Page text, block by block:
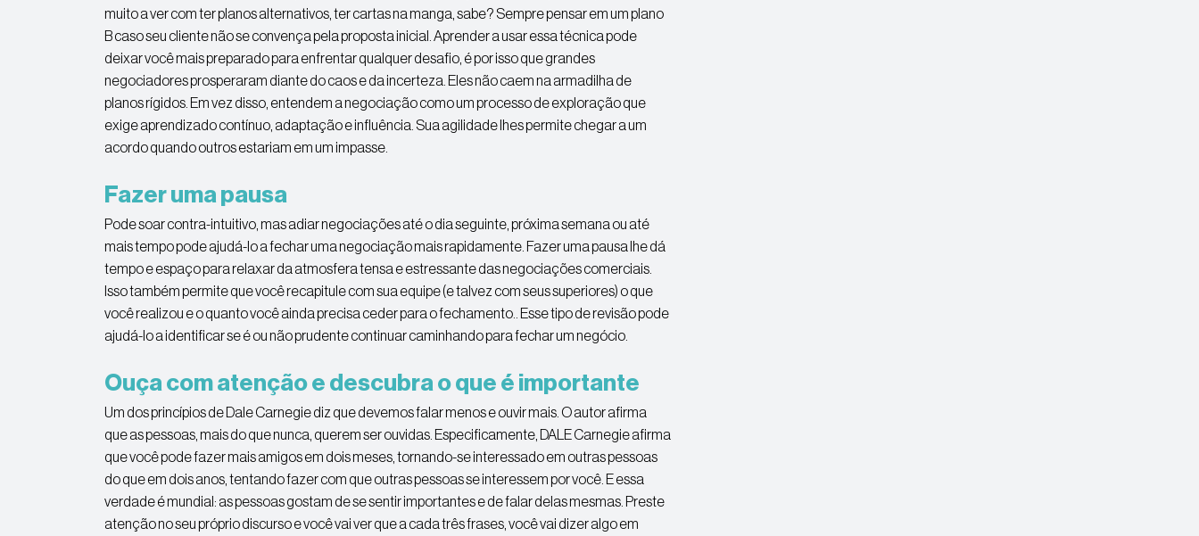
muito a ver com ter planos alternativos, ter cartas na manga, sabe? Sempre pensar em um plano
B caso seu cliente não se convença pela proposta inicial. Aprender a usar essa técnica pode
deixar você mais preparado para enfrentar qualquer desafio, é por isso que grandes
negociadores prosperaram diante do caos e da incerteza. Eles não caem na armadilha de
planos rígidos. Em vez disso, entendem a negociação como um processo de exploração que
exige aprendizado contínuo, adaptação e influência. Sua agilidade lhes permite chegar a um
acordo quando outros estariam em um impasse.
Fazer uma pausa
Pode soar contra-intuitivo, mas adiar negociações até o dia seguinte, próxima semana ou até
mais tempo pode ajudá-lo a fechar uma negociação mais rapidamente. Fazer uma pausa lhe dá
tempo e espaço para relaxar da atmosfera tensa e estressante das negociações comerciais.
Isso também permite que você recapitule com sua equipe (e talvez com seus superiores) o que
você realizou e o quanto você ainda precisa ceder para o fechamento.. Esse tipo de revisão pode
ajudá-lo a identificar se é ou não prudente continuar caminhando para fechar um negócio.
Ouça com atenção e descubra o que é importante
Um dos princípios de Dale Carnegie diz que devemos falar menos e ouvir mais. O autor afirma
que as pessoas, mais do que nunca, querem ser ouvidas. Especificamente, DALE Carnegie afirma
que você pode fazer mais amigos em dois meses, tornando-se interessado em outras pessoas
do que em dois anos, tentando fazer com que outras pessoas se interessem por você. E essa
verdade é mundial: as pessoas gostam de se sentir importantes e de falar delas mesmas. Preste
atenção no seu próprio discurso e você vai ver que a cada três frases, você vai dizer algo em